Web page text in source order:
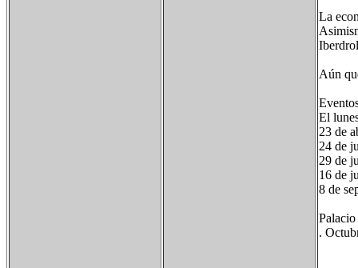
La
Aún
El
23 de
24 de
29 de
16 de
8 de
.